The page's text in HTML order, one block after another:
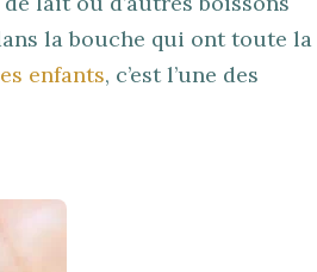
la bouche qui ont toute la
enfants, c’est l’une des